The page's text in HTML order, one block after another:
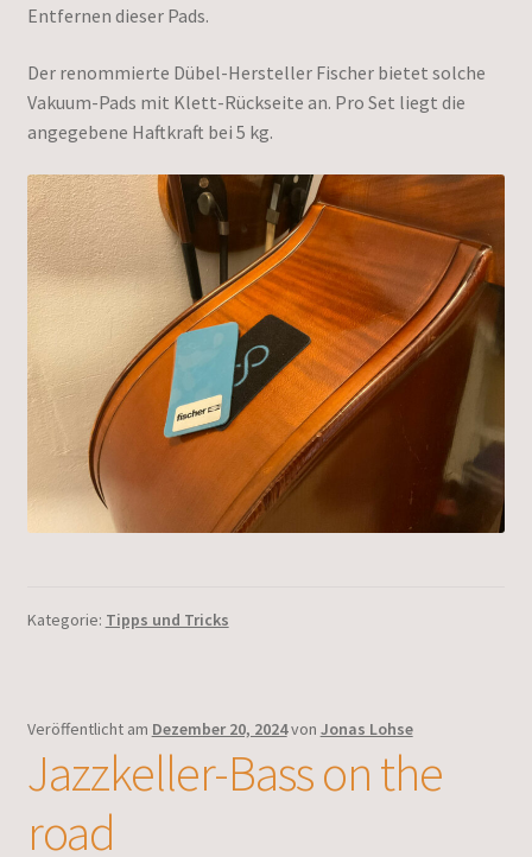
Entfernen dieser Pads.
Der renommierte Dübel-Hersteller Fischer bietet solche
Vakuum-Pads mit Klett-Rückseite an. Pro Set liegt die
angegebene Haftkraft bei 5 kg.
Kategorie: Tipps und Tricks
Veröffentlicht am Dezember 20, 2024von Jonas Lohse
Jazzkeller-Bass on the
road